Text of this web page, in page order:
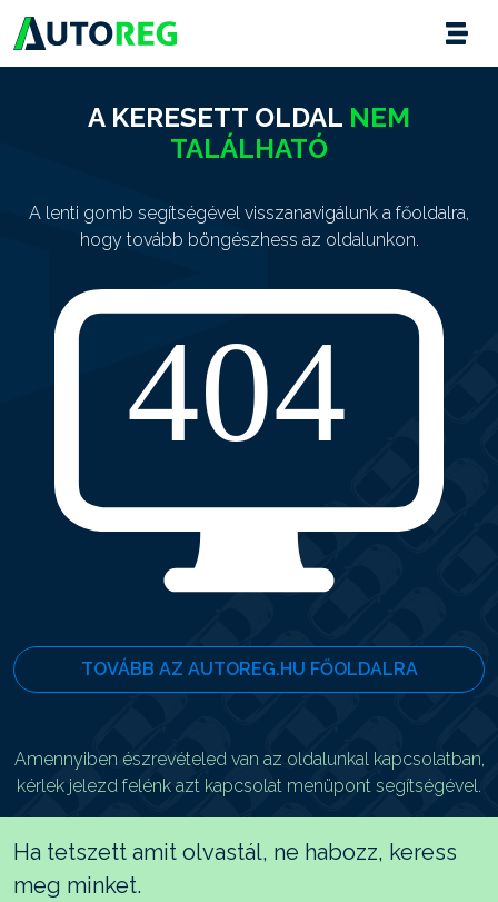
A KERESETT OLDAL NEM
TALÁLHATÓ
A lenti gomb segítségével visszanavigálunk a főoldalra,
hogy tovább böngészhess az oldalunkon.
TOVÁBB AZ AUTOREG.HU FŐOLDALRA
Amennyiben észrevételed van az oldalunkal kapcsolatban,
kérlek jelezd felénk azt kapcsolat menüpont segítségével.
Ha tetszett amit olvastál, ne habozz, keress
meg minket.